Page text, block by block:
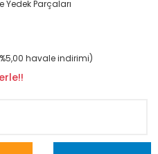
Yedek Parçaları
havale indirimi)